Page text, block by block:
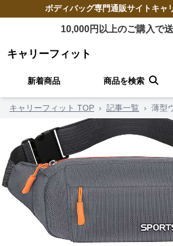
ボディバッグ専門通販サイトキャ
10,000円以上のご購入で
キャリーフィット
新着商品 商品を検索
キャリーフィット TOP › 記事一覧 › 薄型